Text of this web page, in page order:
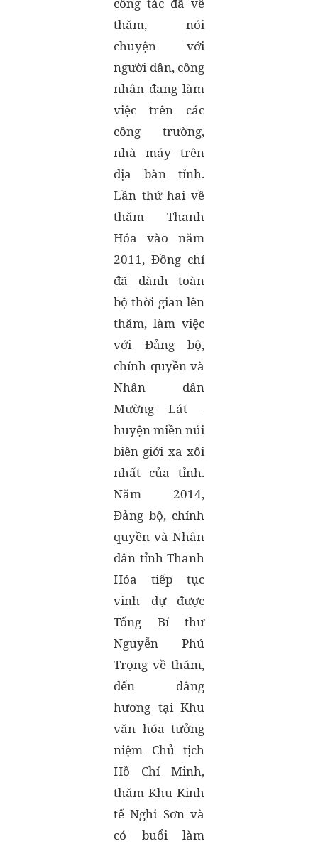
thăm, nói
chuyện với
người dân, công
nhân đang làm
việc trên các
công trường,
nhà máy trên
địa bàn tỉnh.
Lần thứ hai về
thăm Thanh
Hóa vào năm
2011, Đồng chí
đã dành toàn
bộ thời gian lên
thăm, làm việc
với Đảng bộ,
chính quyền và
Nhân dân
Mường Lát -
huyện miền núi
biên giới xa xôi
nhất của tỉnh.
Năm 2014,
Đảng bộ, chính
quyền và Nhân
dân tỉnh Thanh
Hóa tiếp tục
vinh dự được
Tổng Bí thư
Nguyễn Phú
Trọng về thăm,
đến dâng
hương tại Khu
văn hóa tưởng
niệm Chủ tịch
Hồ Chí Minh,
thăm Khu Kinh
tế Nghi Sơn và
có buổi làm